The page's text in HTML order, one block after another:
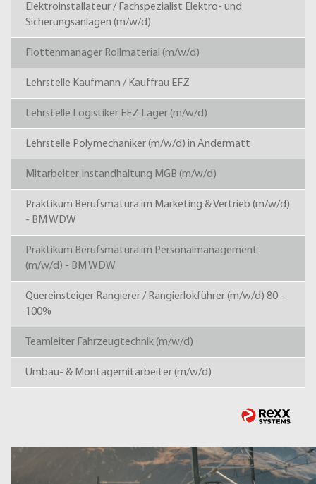
Elektroinstallateur / Fachspezialist Elektro- und
Sicherungsanlagen (m/w/d)
Flottenmanager Rollmaterial (m/w/d)
Lehrstelle Kaufmann / Kauffrau EFZ
Lehrstelle Logistiker EFZ Lager (m/w/d)
Lehrstelle Polymechaniker (m/w/d) in Andermatt
Mitarbeiter Instandhaltung MGB (m/w/d)
Praktikum Berufsmatura im Marketing & Vertrieb (m/w/d)
- BM WDW
Praktikum Berufsmatura im Personalmanagement
(m/w/d) - BM WDW
Quereinsteiger Rangierer / Rangierlokführer (m/w/d) 80 -
100%
Teamleiter Fahrzeugtechnik (m/w/d)
Umbau- & Montagemitarbeiter (m/w/d)